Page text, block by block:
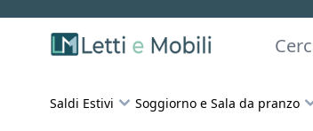
Skip to Content
Cerca
Saldi Estivi Soggiorno e Sala da pranzo